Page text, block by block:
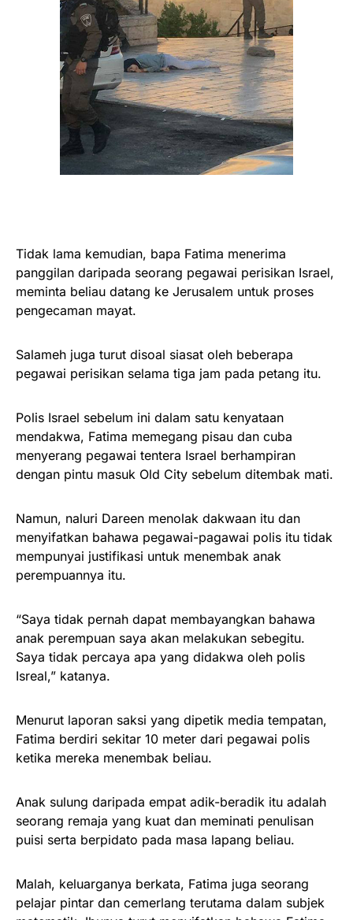
Tidak lama kemudian, bapa Fatima menerima
panggilan daripada seorang pegawai perisikan Israel,
meminta beliau datang ke Jerusalem untuk proses
pengecaman mayat.
Salameh juga turut disoal siasat oleh beberapa
pegawai perisikan selama tiga jam pada petang itu.
Polis Israel sebelum ini dalam satu kenyataan
mendakwa, Fatima memegang pisau dan cuba
menyerang pegawai tentera Israel berhampiran
dengan pintu masuk Old City sebelum ditembak mati.
Namun, naluri Dareen menolak dakwaan itu dan
menyifatkan bahawa pegawai-pagawai polis itu tidak
mempunyai justifikasi untuk menembak anak
perempuannya itu.
“Saya tidak pernah dapat membayangkan bahawa
anak perempuan saya akan melakukan sebegitu.
Saya tidak percaya apa yang didakwa oleh polis
Isreal,” katanya.
Menurut laporan saksi yang dipetik media tempatan,
Fatima berdiri sekitar 10 meter dari pegawai polis
ketika mereka menembak beliau.
Anak sulung daripada empat adik-beradik itu adalah
seorang remaja yang kuat dan meminati penulisan
puisi serta berpidato pada masa lapang beliau.
Malah, keluarganya berkata, Fatima juga seorang
pelajar pintar dan cemerlang terutama dalam subjek